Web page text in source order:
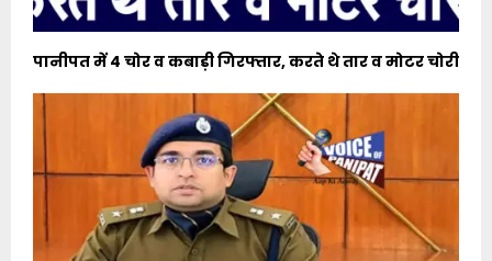
पानीपत में 4 चोर व कबाड़ी गिरफ्तार, करते थे तार व मोटर चोरी